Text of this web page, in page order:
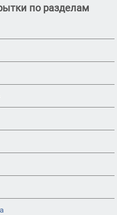
по разделам